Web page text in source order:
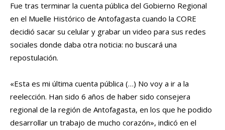
Fue tras terminar la cuenta pública del Gobierno Regional
en el Muelle Histórico de Antofagasta cuando la CORE
decidió sacar su celular y grabar un video para sus redes
sociales donde daba otra noticia: no buscará una
repostulación.
«Esta es mi última cuenta pública (…) No voy a ir a la
reelección. Han sido 6 años de haber sido consejera
regional de la región de Antofagasta, en los que he podido
desarrollar un trabajo de mucho corazón», indicó en el